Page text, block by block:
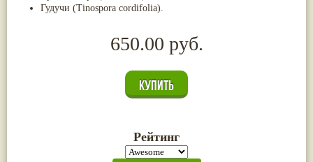
Гудучи (Tinospora cordifolia).
650.00 руб.
Рейтинг